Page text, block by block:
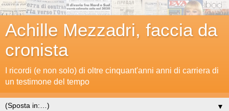
Achille Mezzadri, faccia da
cronista
I ricordi (e non solo) di oltre cinquant'anni anni di carriera di
un testimone del tempo
▼